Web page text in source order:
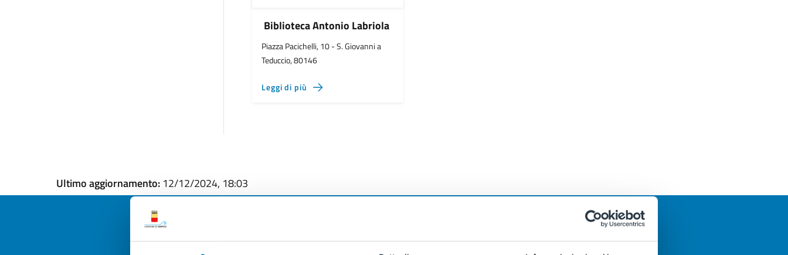
Biblioteca Antonio Labriola
Piazza Pacichelli, 10 - S. Giovanni a
Teduccio, 80146
Leggi di più
Ultimo aggiornamento: 12/12/2024, 18:03